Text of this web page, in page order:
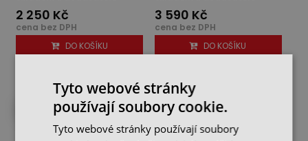
2 250 Kč
cena bez DPH
DO KOŠÍKU
3 590 Kč
cena bez DPH
DO KOŠÍKU
NA OBJEDNÁNÍ DO 4 DNŮ U VÁS
Tyto webové stránky
používají soubory cookie.
Tyto webové stránky používají soubory